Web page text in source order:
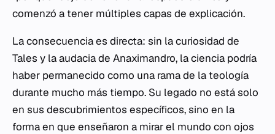
comenzó a tener múltiples capas de explicación.
La consecuencia es directa: sin la curiosidad de
Tales y la audacia de Anaximandro, la ciencia podría
haber permanecido como una rama de la teología
durante mucho más tiempo. Su legado no está solo
en sus descubrimientos específicos, sino en la
forma en que enseñaron a mirar el mundo con ojos